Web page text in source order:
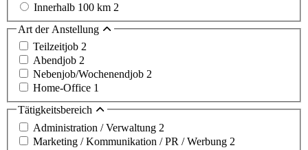
Innerhalb 100 km 2
Art der Anstellung
Teilzeitjob 2
Abendjob 2
Nebenjob/Wochenendjob 2
Home-Office 1
Tätigkeitsbereich
Administration / Verwaltung 2
Marketing / Kommunikation / PR / Werbung 2